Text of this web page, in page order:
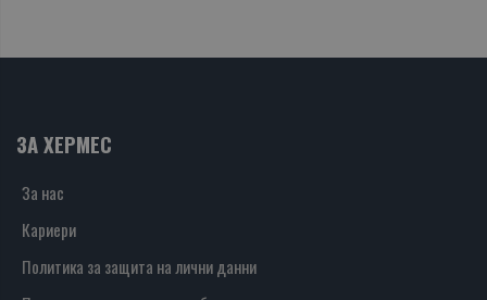
ЗА ХЕРМЕС
За нас
Кариери
Политика за защита на лични данни